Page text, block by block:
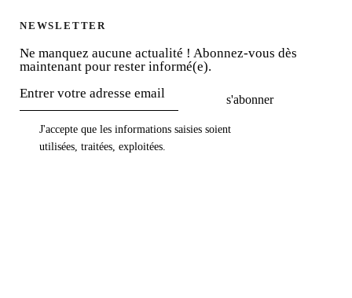
NEWSLETTER
Ne manquez aucune actualité ! Abonnez-vous dès
maintenant pour rester informé(e).
s'abonner
J'accepte que les informations saisies soient
utilisées, traitées, exploitées.